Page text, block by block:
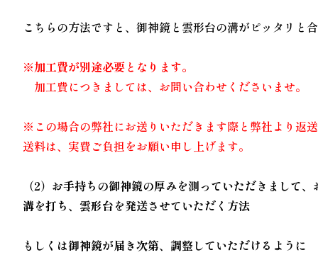
こちらの方法ですと、御神鏡と雲形台の溝がピッタリと
※加工費が別途必要となります。
加工費につきましては、お問い合わせくださいませ。
※この場合の弊社にお送りいただきます際と弊社より返
送料は、実費ご負担をお願い申し上げます。
（2）お手持ちの御神鏡の厚みを測っていただきまして
溝を打ち、雲形台を発送させていただく方法
もしくは御神鏡が届き次第、調整していただけるように